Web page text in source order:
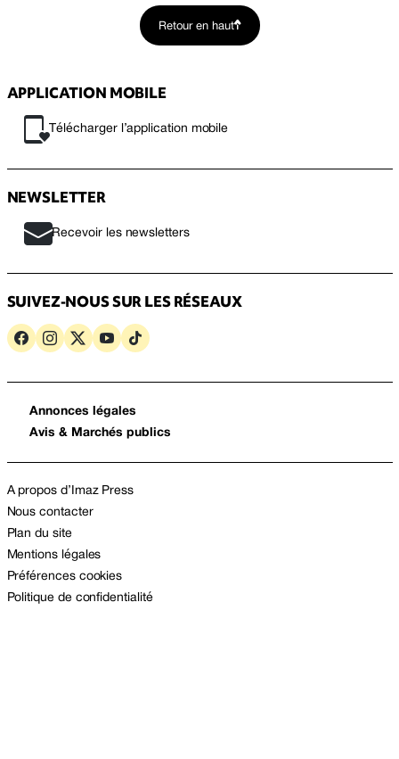
Retour en haut
APPLICATION MOBILE
Télécharger l’application mobile
NEWSLETTER
Recevoir les newsletters
SUIVEZ-NOUS SUR LES RÉSEAUX
Annonces légales
Avis & Marchés publics
A propos d’Imaz Press
Nous contacter
Plan du site
Mentions légales
Préférences cookies
Politique de confidentialité